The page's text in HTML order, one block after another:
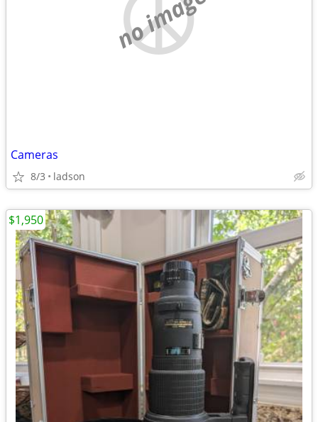
no image
Cameras
8/3 ladson
$1,950